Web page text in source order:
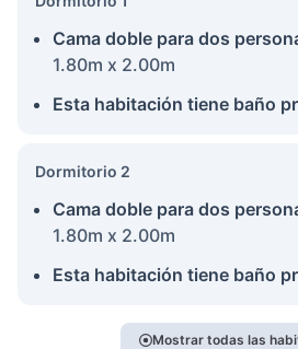
Cama doble para dos
1.80m x 2.00m
Esta habitación tiene baño
Dormitorio 2
Cama doble para dos
1.80m x 2.00m
Esta habitación tiene baño
Mostrar todas las